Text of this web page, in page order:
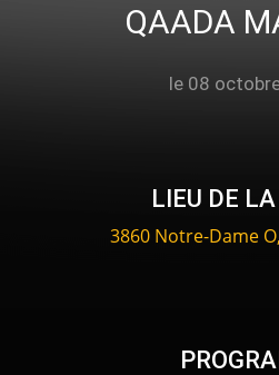
QAADA
le 08
LIEU DE
3860 Notre-Dame